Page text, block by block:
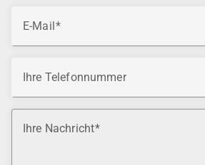
E-Mail
Ihre Telefonnummer
Ihre Nachricht